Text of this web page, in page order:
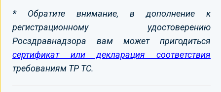
*Обратите внимание, в дополнение к
регистрационному удостоверению
Росздравнадзора вам может пригодиться
сертификат или декларация соответствия
требованиям ТР ТС.